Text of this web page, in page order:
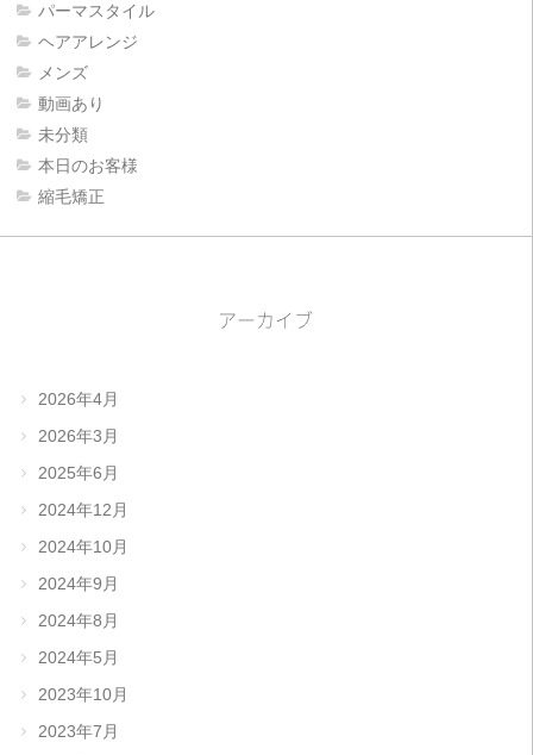
パーマスタイル
ヘアアレンジ
メンズ
動画あり
未分類
本日のお客様
縮毛矯正
アーカイブ
2026年4月
2026年3月
2025年6月
2024年12月
2024年10月
2024年9月
2024年8月
2024年5月
2023年10月
2023年7月